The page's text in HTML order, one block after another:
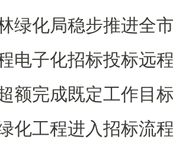
绿化局稳步推进全
电子化招标投标远
额完成既定工作目
化工程进入招标流